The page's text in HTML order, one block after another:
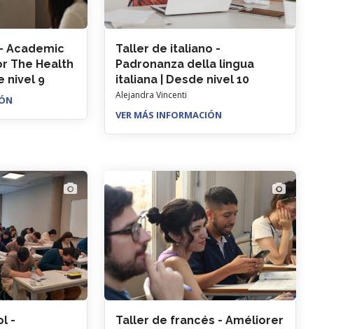
Academic
The Health
nivel 9
Taller de italiano -
Padronanza della lingua
italiana | Desde nivel 10
Alejandra Vincenti
VER MÁS INFORMACIÓN
-
Taller de francés - Améliorer